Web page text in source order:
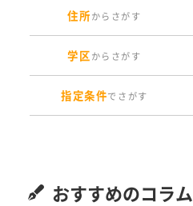
住所からさがす
学区からさがす
指定条件でさがす
おすすめのコラム